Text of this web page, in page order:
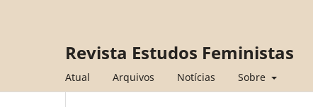
Revista Estudos Feministas
Atual Arquivos Notícias Sobre